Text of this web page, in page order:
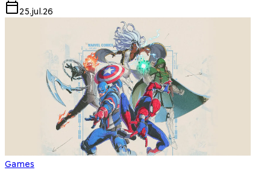
25.jul.26
Games